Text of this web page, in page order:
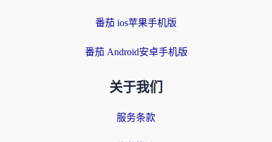
番茄 ios苹果手机版
番茄 Android安卓手机版
关于我们
服务条款